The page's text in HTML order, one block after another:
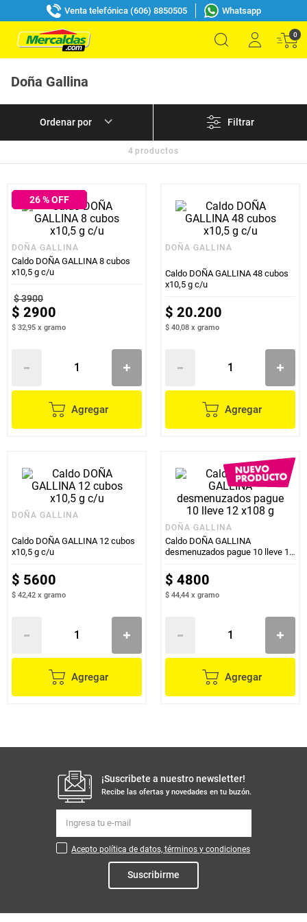
Venta telefónica (606) 8850505 Whatsapp
0
Doña Gallina
Filtrar
4 productos
26% OFF
DOÑA GALLINA
Caldo DOÑA GALLINA 8 cubos
x10,5 g c/u
$3900
$ 2900
$ 32,95 x gramo
Agregar
DOÑA GALLINA
Caldo DOÑA GALLINA 48 cubos
x10,5 g c/u
$ 20.200
$ 40,08 x gramo
Agregar
DOÑA GALLINA
Caldo DOÑA GALLINA 12 cubos
x10,5 g c/u
$ 5600
$ 42,42 x gramo
Agregar
DOÑA GALLINA
Caldo DOÑA GALLINA
desmenuzados pague 10 lleve 12
$ 4800
$ 44,44 x gramo
Agregar
¡Suscribete a nuestro newsletter!
Recibe las ofertas y novedades en tu buzón.
Acepto política de datos, términos y condiciones
Suscribirme